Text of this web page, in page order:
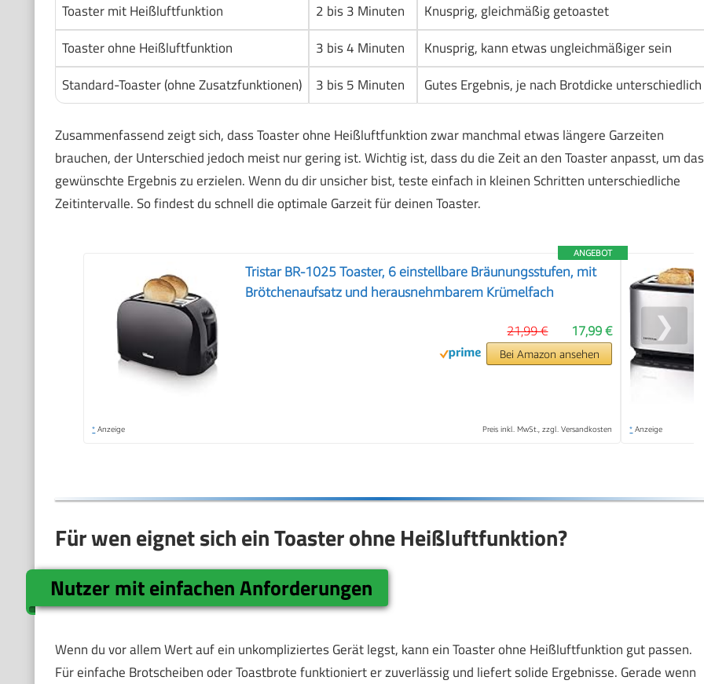
Toaster mit Heißluftfunktion
2 bis 3 Minuten
Knusprig, gleichmäßig getoastet
Toaster ohne Heißluftfunktion
3 bis 4 Minuten
Knusprig, kann etwas ungleichmäßiger sein
Standard-Toaster (ohne Zusatzfunktionen)
3 bis 5 Minuten Gutes Ergebnis, je nach Brotdicke unterschiedlich
Zusammenfassend zeigt sich, dass Toaster ohne Heißluftfunktion zwar manchmal etwas längere Garzeiten
brauchen, der Unterschied jedoch meist nur gering ist. Wichtig ist, dass du die Zeit an den Toaster anpasst, um das
gewünschte Ergebnis zu erzielen. Wenn du dir unsicher bist, teste einfach in kleinen Schritten unterschiedliche
Zeitintervalle. So findest du schnell die optimale Garzeit für deinen Toaster.
ANGEBOT
Tristar BR-1025 Toaster, 6 einstellbare Bräunungsstufen, mit
Brötchenaufsatz und herausnehmbarem Krümelfach
17,99 €
21,99 €
Bei Amazon ansehen
* Anzeige Preis inkl. MwSt., zzgl. Versandkosten * Anzeige
❯
Für wen eignet sich ein Toaster ohne Heißluftfunktion?
Nutzer mit einfachen Anforderungen
Wenn du vor allem Wert auf ein unkompliziertes Gerät legst, kann ein Toaster ohne Heißluftfunktion gut passen.
Für einfache Brotscheiben oder Toastbrote funktioniert er zuverlässig und liefert solide Ergebnisse. Gerade wenn